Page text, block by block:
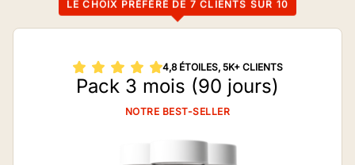
LE CHOIX PRÉFÉRÉ DE 7 CLIENTS SUR 10
4,8 ÉTOILES, 5K+ CLIENTS
Pack 3 mois (90 jours)
NOTRE BEST-SELLER